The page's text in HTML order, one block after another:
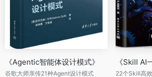
《Agentic智能体设计模式》
谷歌大师亲传21种Agent设计模式